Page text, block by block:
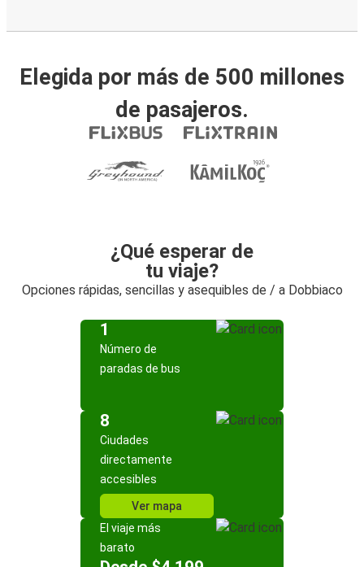
Elegida por más de 500 millones
de pasajeros.
¿Qué esperar de
tu viaje?
Opciones rápidas, sencillas y asequibles de / a Dobbiaco
1
Número de
paradas de bus
8
Ciudades
directamente
accesibles
Ver mapa
El viaje más
barato